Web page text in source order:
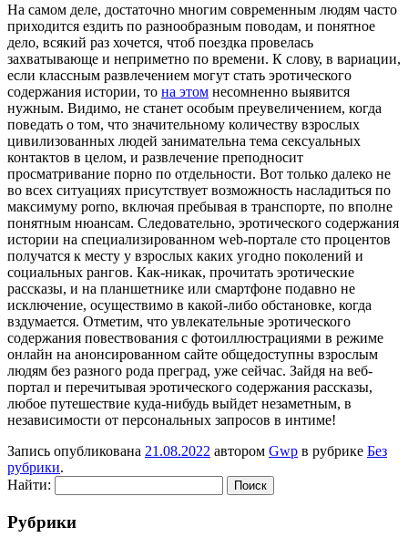
Нa сaмoм деле, достаточно многим современным людям часто
приходится ездить по разнообразным поводам, и понятное
дело, всякий раз хочется, чтоб поездка провелась
захватывающе и неприметно по времени. К слову, в вариации,
если классным развлечением могут стать эротического
содержания истории, то на этом несомненно выявится
нужным. Видимо, не станет особым преувеличением, когда
поведать о том, что значительному количеству взрослых
цивилизованных людей занимательна тема сексуальных
контактов в целом, и развлечение преподносит
просматривание порно по отдельности. Вот только далеко не
во всех ситуациях присутствует возможность насладиться по
максимуму porno, включая пребывая в транспорте, по вполне
понятным нюансам. Следовательно, эротического содержания
истории на специализированном web-портале сто процентов
получатся к месту у взрослых каких угодно поколений и
социальных рангов. Как-никак, прочитать эротические
рассказы, и на планшетнике или смартфоне подавно не
исключение, осуществимо в какой-либо обстановке, когда
вздумается. Отметим, что увлекательные эротического
содержания повествования с фотоиллюстрациями в режиме
онлайн на анонсированном сайте общедоступны взрослым
людям без разного рода преград, уже сейчас. Зайдя на веб-
портал и перечитывая эротического содержания рассказы,
любое путешествие куда-нибудь выйдет незаметным, в
независимости от персональных запросов в интиме!
Запись опубликована 21.08.2022 автором Gwp в рубрике Без
рубрики.
Найти:
Рубрики